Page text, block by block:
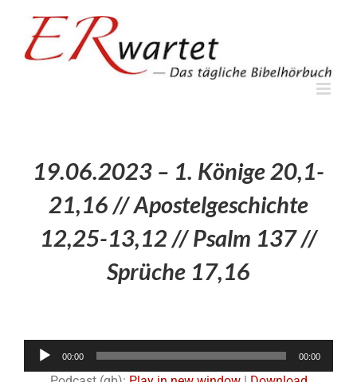
springen
19.06.2023 – 1. Könige 20,1-
21,16 // Apostelgeschichte
12,25-13,12 // Psalm 137 //
Sprüche 17,16
Audio-
00:00 00:00